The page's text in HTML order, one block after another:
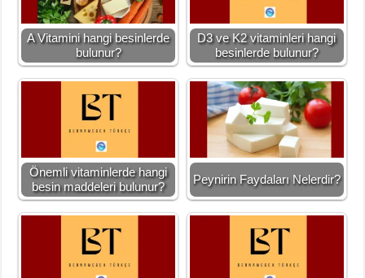
A Vitamini hangi besinlerde
bulunur?
D3 ve K2 vitaminleri hangi
besinlerde bulunur?
Önemli vitaminlerde hangi
besin maddeleri bulunur?
Peynirin Faydaları Nelerdir?